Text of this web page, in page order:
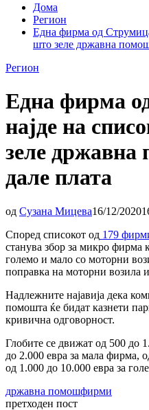
Дома
Регион
Една фирма од
што зеле државна
Регион
Една фирма
најде на
зеле државна
дале плата
од Сузана Мицева16/12/2020
Според списокот од 179
станува збор за микро фирма
големо и мало со моторни
поправка на моторни возила
Надлежните најавија дека
помошта ќе бидат казнети
кривична одговорност.
Глобите се движат од 500 до
до 2.000 евра за мала фирма,
од 1.000 до 10.000 евра за
државна помошфирми
претходен пост